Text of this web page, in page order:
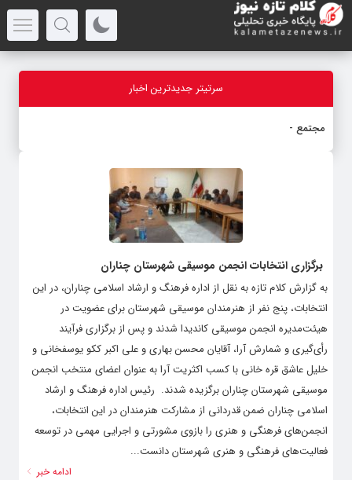
سرتیتر جدیدترین اخبار
مجتمع خدمات رفاه
برگزاری انتخابات انجمن موسیقی شهرستان چناران
به گزارش کلام تازه به نقل از اداره فرهنگ و ارشاد اسلامی چناران، در این
انتخابات، پنج نفر از هنرمندان موسیقی شهرستان برای عضویت در
هیئت‌مدیره انجمن موسیقی کاندیدا شدند و پس از برگزاری فرآیند
رأی‌گیری و شمارش آرا، آقایان محسن بهاری و علی اکبر ککو یوسفخانی و
خلیل عاشق قره خانی با کسب اکثریت آرا به عنوان اعضای منتخب انجمن
موسیقی شهرستان چناران برگزیده شدند. ‌ رئیس اداره فرهنگ و ارشاد
اسلامی چناران ضمن قدردانی از مشارکت هنرمندان در این انتخابات،
انجمن‌های فرهنگی و هنری را بازوی مشورتی و اجرایی مهمی در توسعه
فعالیت‌های فرهنگی و هنری شهرستان دانست...
ادامه خبر